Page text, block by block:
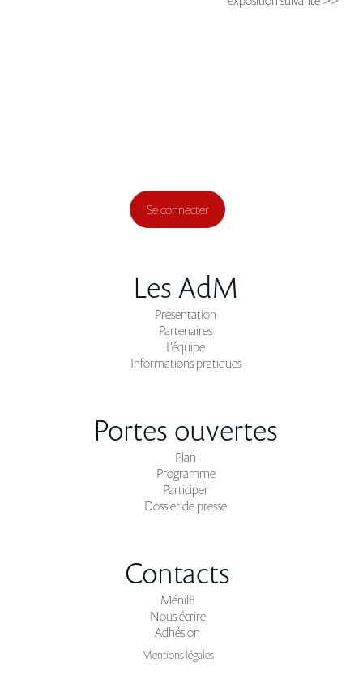
Se connecter
Les AdM
Présentation
Partenaires
L'équipe
Informations pratiques
Portes ouvertes
Plan
Programme
Participer
Dossier de presse
Contacts
Ménil8
Nous écrire
Adhésion
Mentions légales